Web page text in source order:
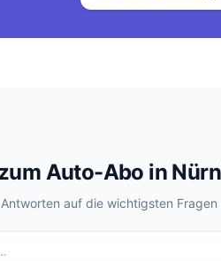
Auto-Abo in
auf die wichtigsten